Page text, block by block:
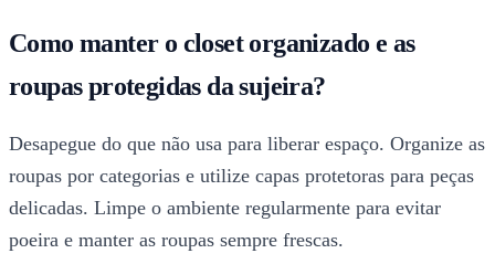
Como manter o closet organizado e as
roupas protegidas da sujeira?
Desapegue do que não usa para liberar espaço. Organize as
roupas por categorias e utilize capas protetoras para peças
delicadas. Limpe o ambiente regularmente para evitar
poeira e manter as roupas sempre frescas.